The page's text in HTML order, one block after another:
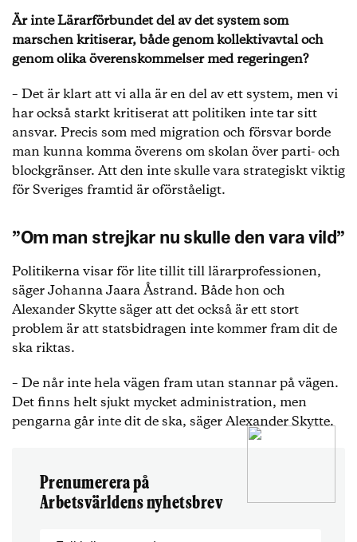
Är inte Lärarförbundet del av det system som
marschen kritiserar, både genom kollektivavtal och
genom olika överenskommelser med regeringen?
– Det är klart att vi alla är en del av ett system, men vi
har också starkt kritiserat att politiken inte tar sitt
ansvar. Precis som med migration och försvar borde
man kunna komma överens om skolan över parti- och
blockgränser. Att den inte skulle vara strategiskt viktig
för Sveriges framtid är oförståeligt.
”Om man strejkar nu skulle den vara vild”
Politikerna visar för lite tillit till lärarprofessionen,
säger Johanna Jaara Åstrand. Både hon och
Alexander Skytte säger att det också är ett stort
problem är att statsbidragen inte kommer fram dit de
ska riktas.
– De når inte hela vägen fram utan stannar på vägen.
Det finns helt sjukt mycket administration, men
pengarna går inte dit de ska, säger Alexander Skytte.
Prenumerera på
Arbetsvärldens nyhetsbrev